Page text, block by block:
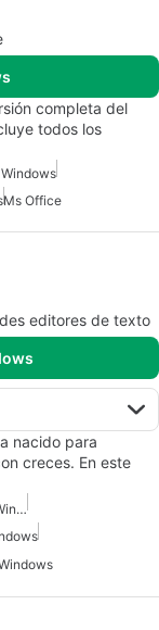
completa del
todos los
Ms Office
editores de texto
nacido para
creces. En este
Microsoft Office Compatible Para Windows 7